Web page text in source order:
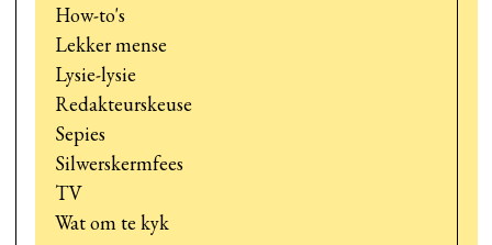
How-to's
Lekker mense
Lysie-lysie
Redakteurskeuse
Sepies
Silwerskermfees
TV
Wat om te kyk